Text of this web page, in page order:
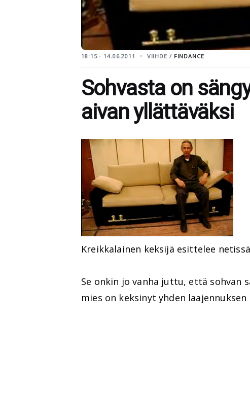
18:15 - 14.06.2011 VIIHDE / FINDANCE
Sohvasta on
aivan yllättäväksi
Kreikkalainen keksijä esittelee
Se onkin jo vanha juttu, että sohvan
mies on keksinyt yhden